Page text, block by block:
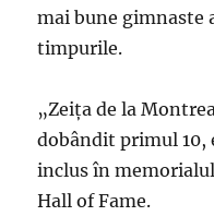
mai bune gimnaste
timpurile.
„Zeița de la
dobândit primul
inclus în
Hall of Fame.